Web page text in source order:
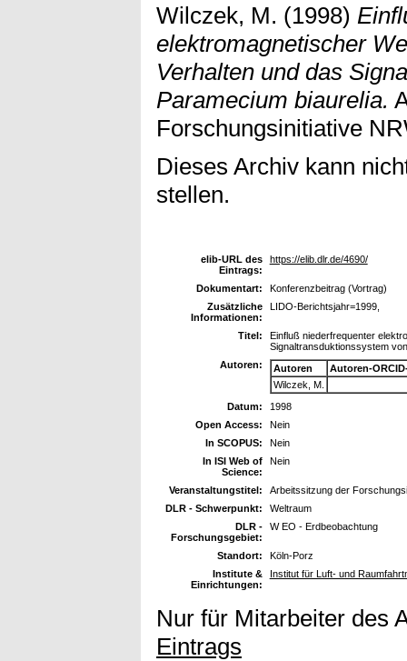
Wilczek, M. (1998)
elektromagnetischer
Verhalten und das
Paramecium biaurelia.
Forschungsinitiative
Dieses Archiv kann
stellen.
elib-URL des
Eintrags:
https://elib.dlr.de/4690/
Dokumentart:
Konferenzbeitrag (Vortrag)
Zusätzliche
Informationen:
LIDO-Berichtsjahr=1999,
Titel:
Einfluß niederfrequenter
Signaltransduktionssystem
Autoren:
Autoren
Autoren-
Wilczek, M.
Datum:
1998
Open Access:
Nein
In SCOPUS:
Nein
In ISI Web of
Science:
Nein
Veranstaltungstitel:
Arbeitssitzung der
DLR - Schwerpunkt:
Weltraum
DLR -
Forschungsgebiet:
W EO - Erdbeobachtung
Standort:
Köln-Porz
Institute &
Einrichtungen:
Institut für Luft- und
Nur für Mitarbeiter des
Eintrags